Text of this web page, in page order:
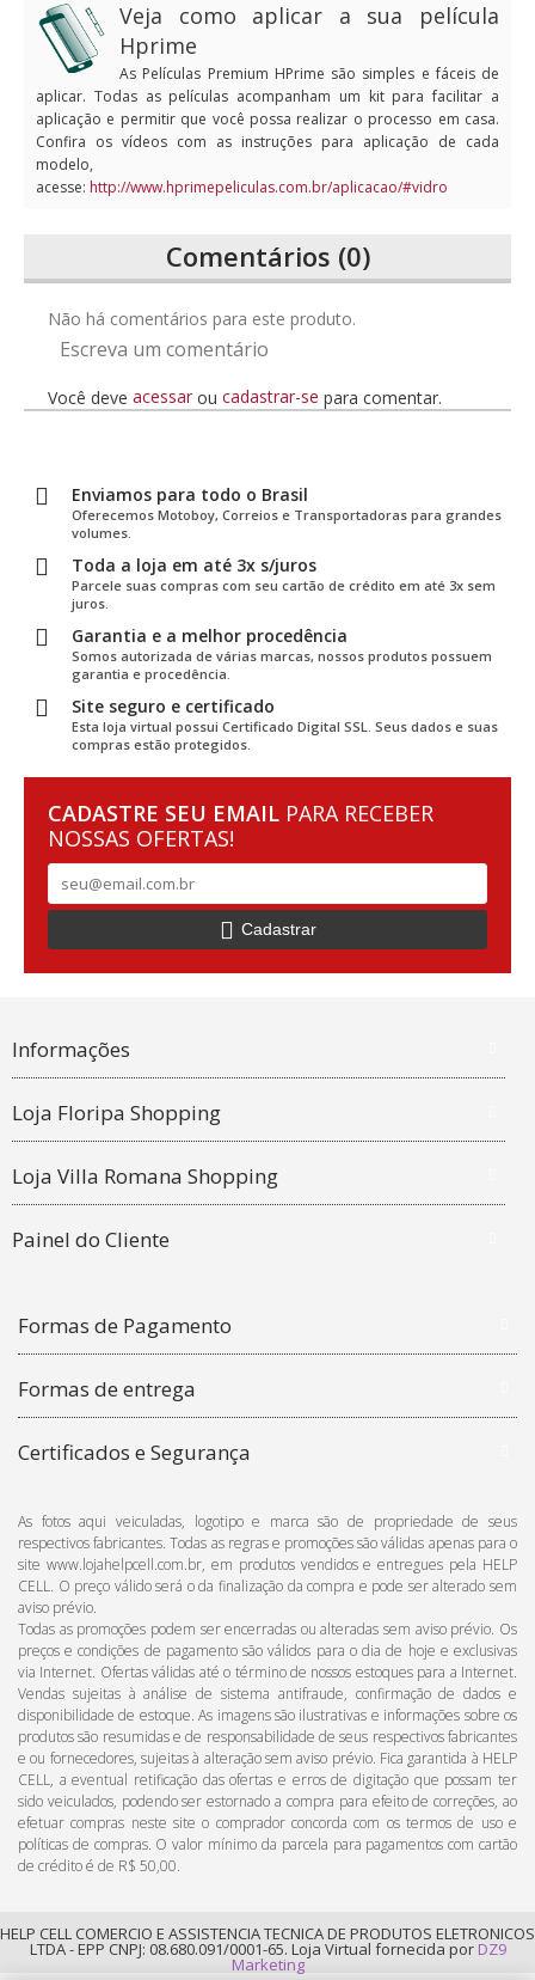
Veja como aplicar a sua película
Hprime
As Películas Premium HPrime são simples e fáceis de
aplicar. Todas as películas acompanham um kit para facilitar a
aplicação e permitir que você possa realizar o processo em casa.
Confira os vídeos com as instruções para aplicação de cada
modelo,
acesse: http://www.hprimepeliculas.com.br/aplicacao/#vidro
Comentários (0)
Não há comentários para este produto.
Escreva um comentário
Você deve acessar ou cadastrar-se para comentar.
Enviamos para todo o Brasil
Oferecemos Motoboy, Correios e Transportadoras para grandes
volumes.
Toda a loja em até 3x s/juros
Parcele suas compras com seu cartão de crédito em até 3x sem
juros.
Garantia e a melhor procedência
Somos autorizada de várias marcas, nossos produtos possuem
garantia e procedência.
Site seguro e certificado
Esta loja virtual possui Certificado Digital SSL. Seus dados e suas
compras estão protegidos.
CADASTRE SEU EMAIL PARA RECEBER
NOSSAS OFERTAS!
Cadastrar
Informações
Loja Floripa Shopping
Loja Villa Romana Shopping
Painel do Cliente
Formas de Pagamento
Formas de entrega
Certificados e Segurança
As fotos aqui veiculadas, logotipo e marca são de propriedade de seus
respectivos fabricantes. Todas as regras e promoções são válidas apenas para o
site www.lojahelpcell.com.br, em produtos vendidos e entregues pela HELP
CELL. O preço válido será o da finalização da compra e pode ser alterado sem
aviso prévio.
Todas as promoções podem ser encerradas ou alteradas sem aviso prévio. Os
preços e condições de pagamento são válidos para o dia de hoje e exclusivas
via Internet. Ofertas válidas até o término de nossos estoques para a Internet.
Vendas sujeitas à análise de sistema antifraude, confirmação de dados e
disponibilidade de estoque. As imagens são ilustrativas e informações sobre os
produtos são resumidas e de responsabilidade de seus respectivos fabricantes
e ou fornecedores, sujeitas à alteração sem aviso prévio. Fica garantida à HELP
CELL, a eventual retificação das ofertas e erros de digitação que possam ter
sido veiculados, podendo ser estornado a compra para efeito de correções, ao
efetuar compras neste site o comprador concorda com os termos de uso e
políticas de compras. O valor mínimo da parcela para pagamentos com cartão
de crédito é de R$ 50,00.
HELP CELL COMERCIO E ASSISTENCIA TECNICA DE PRODUTOS ELETRONICOS
LTDA - EPP CNPJ: 08.680.091/0001-65. Loja Virtual fornecida por DZ9
Marketing